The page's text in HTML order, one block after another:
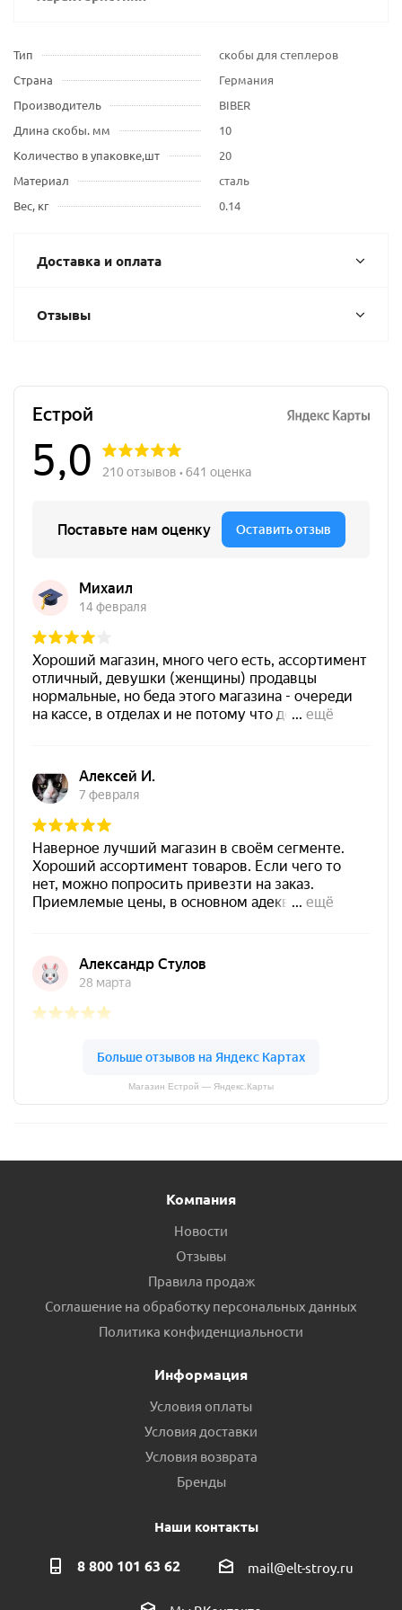
Тип
скобы для степлеров
Страна
Германия
Производитель
BIBER
Длина скобы. мм
10
Количество в упаковке,шт
20
Материал
сталь
Вес, кг
0.14
Доставка и оплата
Отзывы
Магазин Естрой — Яндекс.Карты
Компания
Новости
Отзывы
Правила продаж
Соглашение на обработку персональных данных
Политика конфиденциальности
Информация
Условия оплаты
Условия доставки
Условия возврата
Бренды
Наши контакты
8 800 101 63 62 mail@elt-stroy.ru